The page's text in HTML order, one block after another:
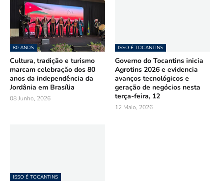
80 ANOS
Cultura, tradição e turismo
marcam celebração dos 80
anos da independência da
Jordânia em Brasília
08 Junho, 2026
ISSO É TOCANTINS
Governo do Tocantins inicia
Agrotins 2026 e evidencia
avanços tecnológicos e
geração de negócios nesta
terça-feira, 12
12 Maio, 2026
ISSO É TOCANTINS